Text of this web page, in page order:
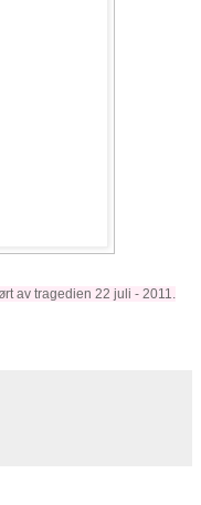
av tragedien 22 juli - 2011.